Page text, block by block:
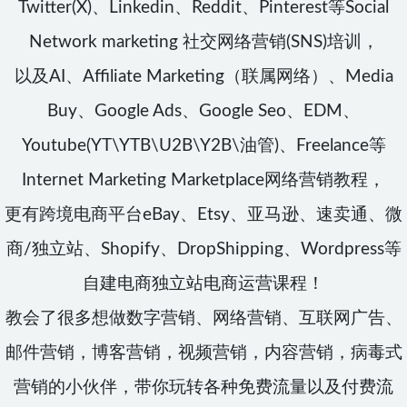
Twitter(X)、Linkedin、Reddit、Pinterest等Social
Network marketing 社交网络营销(SNS)培训，
以及AI、Affiliate Marketing（联属网络）、Media
Buy、Google Ads、Google Seo、EDM、
Youtube(YT\YTB\U2B\Y2B\油管)、Freelance等
Internet Marketing Marketplace网络营销教程，
更有跨境电商平台eBay、Etsy、亚马逊、速卖通、微
商/独立站、Shopify、DropShipping、Wordpress等
自建电商独立站电商运营课程！
教会了很多想做数字营销、网络营销、互联网广告、
邮件营销，博客营销，视频营销，内容营销，病毒式
营销的小伙伴，带你玩转各种免费流量以及付费流